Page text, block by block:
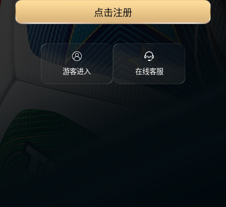
点击注册
游客进入 在线客服